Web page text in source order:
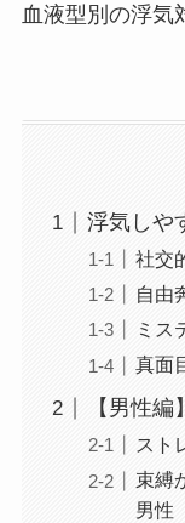
血液型別の浮気
浮気しや
社交
自由
ミス
真面
【男性
スト
束縛
男性